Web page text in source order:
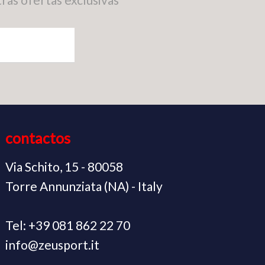
contactos
Via Schito, 15 - 80058
Torre Annunziata (NA) - Italy
Tel: +39 081 862 22 70
info@zeusport.it